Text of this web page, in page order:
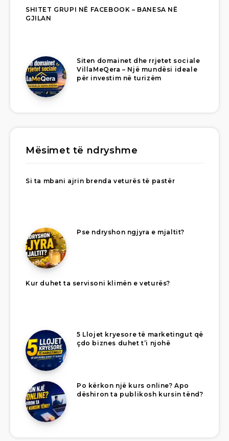
SHITET GRUPI NË FACEBOOK – BANESA NË
GJILAN
Siten domainet dhe rrjetet sociale
VillaMeQera – Një mundësi ideale
për investim në turizëm
Mësimet të ndryshme
Si ta mbani ajrin brenda veturës të pastër
Pse ndryshon ngjyra e mjaltit?
Kur duhet ta servisoni klimën e veturës?
5 Llojet kryesore të marketingut që
çdo biznes duhet t’i njohë
Po kërkon një kurs online? Apo
dëshiron ta publikosh kursin tënd?